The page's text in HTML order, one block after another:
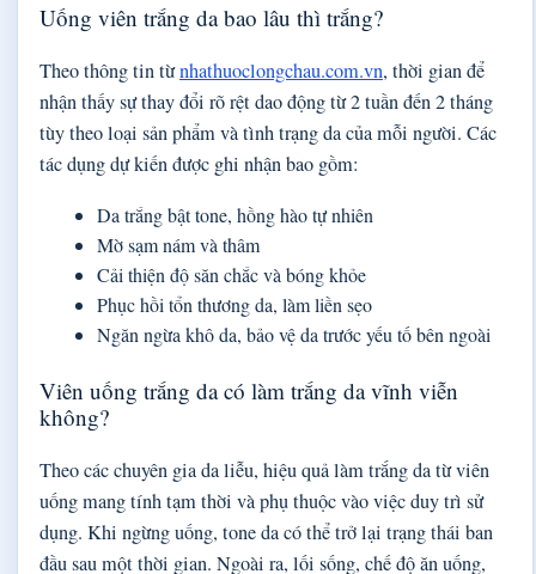
Uống viên trắng da bao lâu thì trắng?
Theo thông tin từnhathuoclongchau.com.vn, thời gian để
nhận thấy sự thay đổi rõ rệt dao động từ 2 tuần đến 2 tháng
tùy theo loại sản phẩm và tình trạng da của mỗi người. Các
tác dụng dự kiến được ghi nhận bao gồm:
Da trắng bật tone, hồng hào tự nhiên
Mờ sạm nám và thâm
Cải thiện độ săn chắc và bóng khỏe
Phục hồi tổn thương da, làm liền sẹo
Ngăn ngừa khô da, bảo vệ da trước yếu tố bên ngoài
Viên uống trắng da có làm trắng da vĩnh viễn
không?
Theo các chuyên gia da liễu, hiệu quả làm trắng da từ viên
uống mang tính tạm thời và phụ thuộc vào việc duy trì sử
dụng. Khi ngừng uống, tone da có thể trở lại trạng thái ban
đầu sau một thời gian. Ngoài ra, lối sống, chế độ ăn uống,